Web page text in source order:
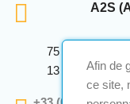
A2S
75 Avenue
13 290 Aix En
Afin de
ce site,